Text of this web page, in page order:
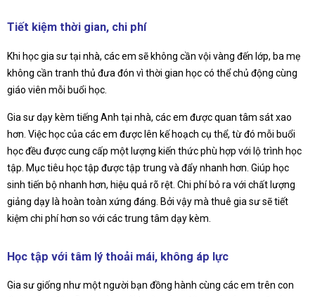
Tiết kiệm thời gian, chi phí
Khi học gia sư tại nhà, các em sẽ không cần vội vàng đến lớp, ba mẹ
không cần tranh thủ đưa đón vì thời gian học có thể chủ động cùng
giáo viên mỗi buổi học.
Gia sư dạy kèm tiếng Anh tại nhà, các em được quan tâm sát xao
hơn. Việc học của các em được lên kế hoạch cụ thể, từ đó mỗi buổi
học đều được cung cấp một lượng kiến thức phù hợp với lộ trình học
tập. Mục tiêu học tập được tập trung và đẩy nhanh hơn. Giúp học
sinh tiến bộ nhanh hơn, hiệu quả rõ rệt. Chi phí bỏ ra với chất lượng
giảng dạy là hoàn toàn xứng đáng. Bởi vậy mà thuê gia sư sẽ tiết
kiệm chi phí hơn so với các trung tâm dạy kèm.
Học tập với tâm lý thoải mái, không áp lực
Gia sư giống như một người bạn đồng hành cùng các em trên con